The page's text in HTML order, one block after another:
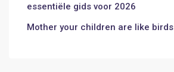
essentiële gids voor 2026
Mother your children are like birds